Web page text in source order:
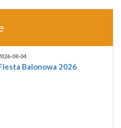
08-04
Balonowa 2026